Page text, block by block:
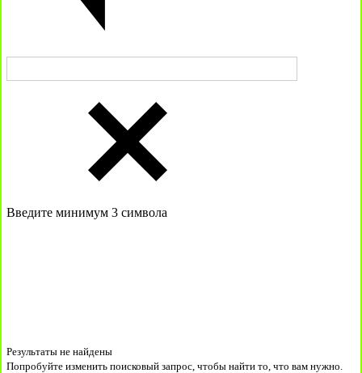
Введите минимум 3 символа
Результаты не найдены
Попробуйте изменить поисковый запрос, чтобы найти то, что вам нужно.